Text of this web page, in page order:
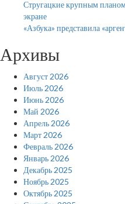
Стругацкие крупным
экране
«Азбука» представила
Архивы
Август 2026
Июль 2026
Июнь 2026
Май 2026
Апрель 2026
Март 2026
Февраль 2026
Январь 2026
Декабрь 2025
Ноябрь 2025
Октябрь 2025